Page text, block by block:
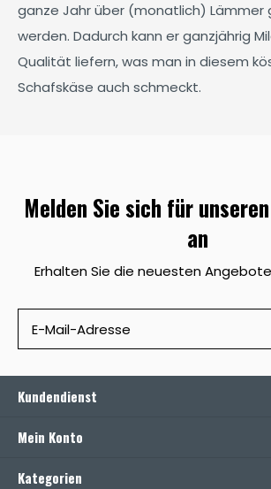
ganze Jahr über (monatlich) Lämmer
werden. Dadurch kann er ganzjährig
Qualität liefern, was man in diesem
Schafskäse auch schmeckt.
Melden Sie sich für
an
Erhalten Sie die neuesten
Kundendienst
Mein Konto
Kategorien